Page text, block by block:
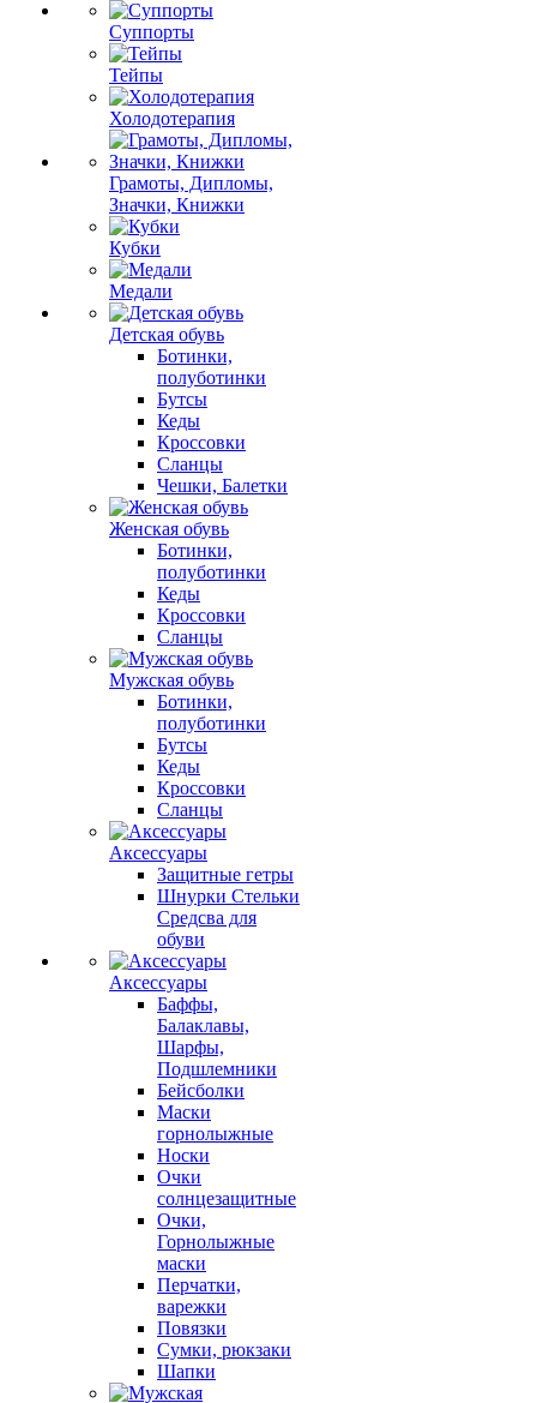
Суппорты
Тейпы
Холодотерапия
Грамоты, Дипломы,
Значки, Книжки
Кубки
Медали
Детская обувь
Ботинки,
полуботинки
Бутсы
Кеды
Кроссовки
Сланцы
Чешки, Балетки
Женская обувь
Ботинки,
полуботинки
Кеды
Кроссовки
Сланцы
Мужская обувь
Ботинки,
полуботинки
Бутсы
Кеды
Кроссовки
Сланцы
Аксессуары
Защитные гетры
Шнурки Стельки
Средсва для
обуви
Аксессуары
Баффы,
Балаклавы,
Шарфы,
Подшлемники
Бейсболки
Маски
горнолыжные
Носки
Очки
солнцезащитные
Очки,
Горнолыжные
маски
Перчатки,
варежки
Повязки
Сумки, рюкзаки
Шапки